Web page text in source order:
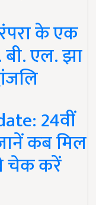
के एक
बी. एल. झा
24वीं
कब मिल
चेक करें